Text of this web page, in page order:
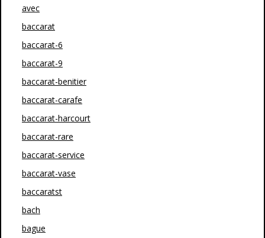
avec
baccarat
baccarat-6
baccarat-9
baccarat-benitier
baccarat-carafe
baccarat-harcourt
baccarat-rare
baccarat-service
baccarat-vase
baccaratst
bach
bague